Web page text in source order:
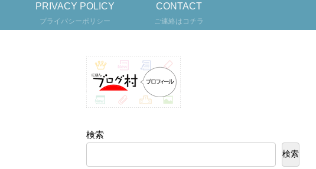
PRIVACY POLICY
プライバシーポリシー
CONTACT
ご連絡はコチラ
検索
検索